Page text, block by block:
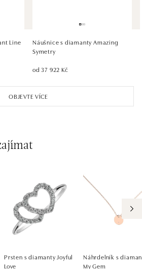
21:00
OBJEVTE VÍCE
Line
Náušnice s diamanty Amazing
Symetry
od 37 922 Kč
Prsten s diamanty Joyful
Love
Náhrdelník s
My Gem